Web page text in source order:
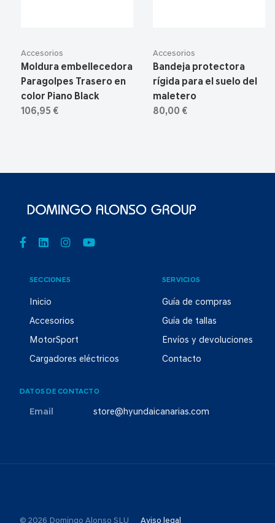
Accesorios
Moldura embellecedora
Paragolpes Trasero en
color Piano Black
106,95 €
Accesorios
Bandeja protectora
rígida para el suelo del
maletero
80,00 €
SECCIONES
Inicio
Accesorios
MotorSport
Cargadores eléctricos
SERVICIOS
Guía de compras
Guía de tallas
Envíos y devoluciones
Contacto
DATOS DE CONTACTO
Email store@hyundaicanarias.com
© 2026 Domingo Alonso SLU Aviso legal